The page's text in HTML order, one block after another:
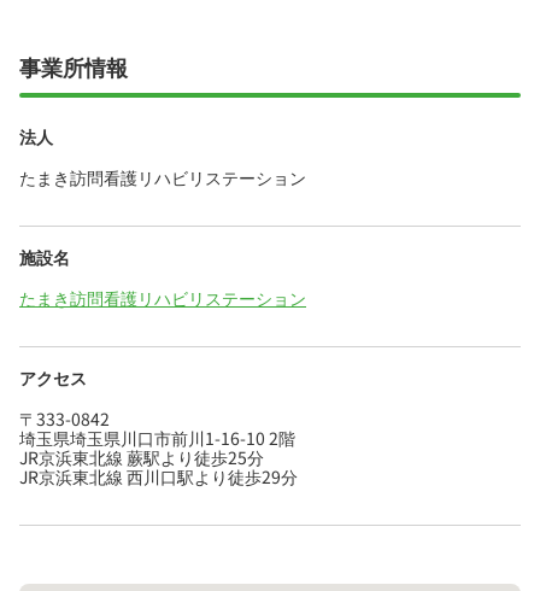
事業所情報
法人
たまき訪問看護リハビリステーション
施設名
たまき訪問看護リハビリステーション
アクセス
〒333-0842
埼玉県埼玉県川口市前川1-16-10 2階
JR京浜東北線 蕨駅より徒歩25分
JR京浜東北線 西川口駅より徒歩29分